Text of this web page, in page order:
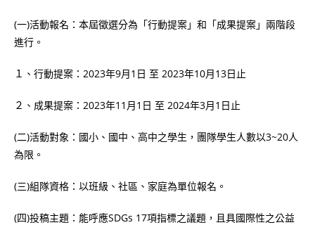
(一)活動報名：本屆徵選分為「行動提案」和「成果提案」兩階段
進行。
１、行動提案：2023年9月1日 至 2023年10月13日止
２、成果提案：2023年11月1日 至 2024年3月1日止
(二)活動對象：國小、國中、高中之學生，團隊學生人數以3~20人
為限。
(三)組隊資格：以班級、社區、家庭為單位報名。
(四)投稿主題：能呼應SDGs 17項指標之議題，且具國際性之公益